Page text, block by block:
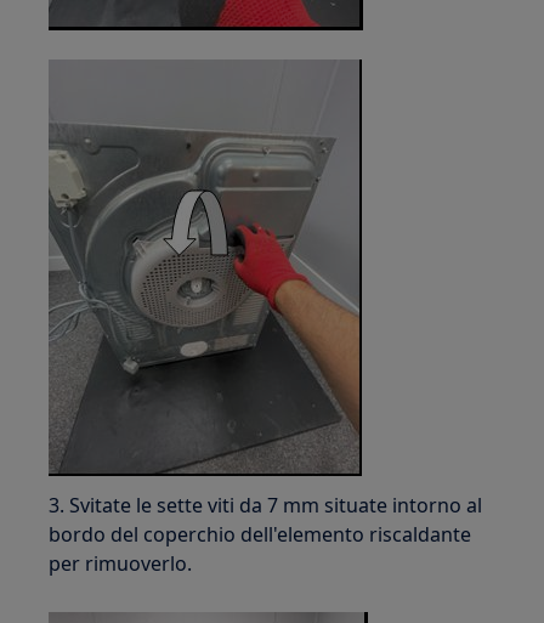
3. Svitate le sette viti da 7 mm situate intorno al
bordo del coperchio dell'elemento riscaldante
per rimuoverlo.